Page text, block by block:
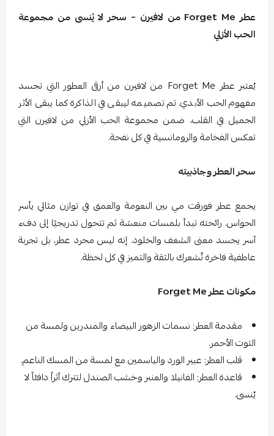
عطر Forget Me من لافيرن – سحر لا يُنسى من مجموعة
الحب الأزلي
يُعتبر عطر Forget Me من لافيرن من أرقى العطور التي تجسد
مفهوم الحب الأبدي. تم تصميمه ليبقى في الذاكرة كما يبقى الأثر
الجميل في القلب، ضمن مجموعة الحب الأزلي من لافيرن التي
تعكس الفخامة والرومانسية في كل نفحة.
سحر العطر وجاذبيته
يجمع عطر فورقت مي بين النعومة والعمق في توازن مثالي يأسر
الحواس. رائحته تبدأ بلمسات منعشة ثم تتحول تدريجيًا إلى دفء
آسر يجسد معنى الشغف والخلود. إنه ليس مجرد عطر، بل تجربة
عاطفية فاخرة تُشعرك بالثقة والتميز في كل لحظة.
مكونات عطر Forget Me
مقدمة العطر: نسمات الزهور البيضاء والمندرين ولمسة من
التوت الأحمر.
قلب العطر: عبير الورد والياسمين مع لمسة من المسك الناعم.
قاعدة العطر: الفانيلا والعنبر وخشب الصندل لتترك أثراً دافئاً لا
يُنسى.